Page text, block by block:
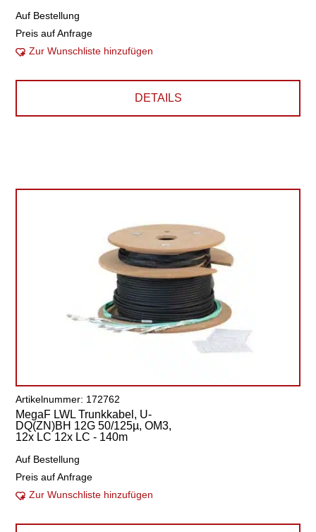
Auf Bestellung
Preis auf Anfrage
Zur Wunschliste hinzufügen
DETAILS
Artikelnummer: 172762
MegaF LWL Trunkkabel, U-
DQ(ZN)BH 12G 50/125µ, OM3,
12x LC 12x LC - 140m
Auf Bestellung
Preis auf Anfrage
Zur Wunschliste hinzufügen